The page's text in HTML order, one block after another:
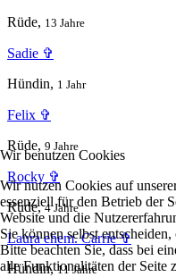
Rüde, 13 Jahre
Sadie ✞
Hündin, 1 Jahr
Felix ✞
Rüde, 9 Jahre
Rocky ✞
Rüde,4 Jahre
Laura ehem. Carrie ✞
Hündin,11 Jahre
Wir benutzen Cookies
Wir nutzen Cookies auf
essenziell für den Betrieb der
Website und die
Sie können selbst
Bitte beachten Sie, dass bei
alle Funktionalitäten der Seite